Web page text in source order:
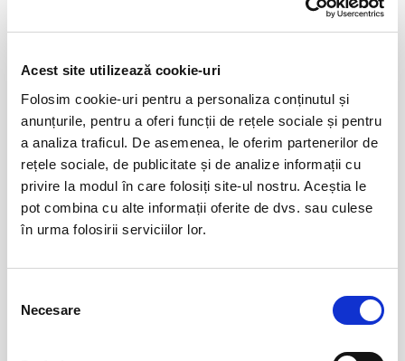
Acest site utilizează cookie-uri
Folosim cookie-uri pentru a personaliza conținutul și
anunțurile, pentru a oferi funcții de rețele sociale și pentru
a analiza traficul. De asemenea, le oferim partenerilor de
rețele sociale, de publicitate și de analize informații cu
privire la modul în care folosiți site-ul nostru. Aceștia le
pot combina cu alte informații oferite de dvs. sau culese
în urma folosirii serviciilor lor.
consimțământului
Necesare
Abonamente Farul Constanta
BILETE
05
Abonamente FC Bacau 03
iul
Abonamente Politehnica Timisoara 09